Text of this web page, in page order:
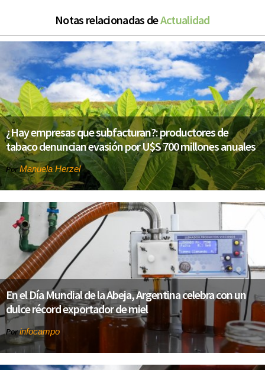
Notas relacionadas deActualidad
¿Hay empresas que subfacturan?: productores de
tabaco denuncian evasión por U$S 700 millones anuales
PorManuela Herzel
En el Día Mundial de la Abeja, Argentina celebra con un
dulce récord exportador de miel
Porinfocampo